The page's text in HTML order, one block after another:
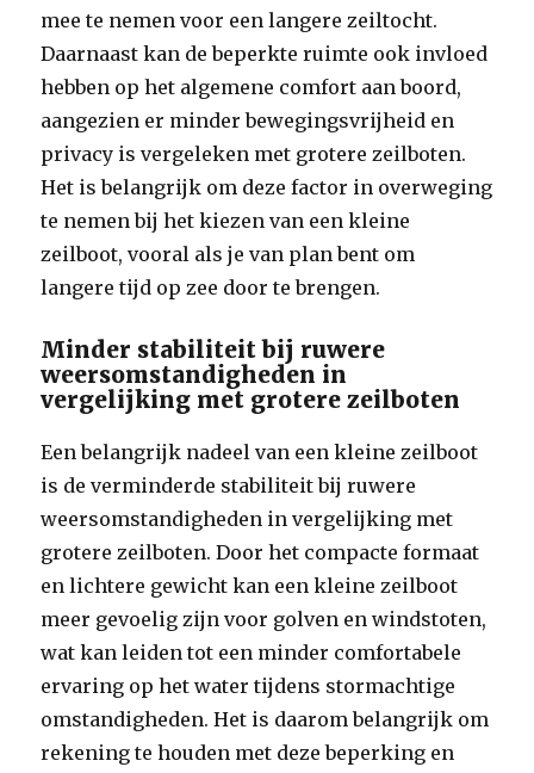
mee te nemen voor een langere zeiltocht.
Daarnaast kan de beperkte ruimte ook invloed
hebben op het algemene comfort aan boord,
aangezien er minder bewegingsvrijheid en
privacy is vergeleken met grotere zeilboten.
Het is belangrijk om deze factor in overweging
te nemen bij het kiezen van een kleine
zeilboot, vooral als je van plan bent om
langere tijd op zee door te brengen.
Minder stabiliteit bij ruwere
weersomstandigheden in
vergelijking met grotere zeilboten
Een belangrijk nadeel van een kleine zeilboot
is de verminderde stabiliteit bij ruwere
weersomstandigheden in vergelijking met
grotere zeilboten. Door het compacte formaat
en lichtere gewicht kan een kleine zeilboot
meer gevoelig zijn voor golven en windstoten,
wat kan leiden tot een minder comfortabele
ervaring op het water tijdens stormachtige
omstandigheden. Het is daarom belangrijk om
rekening te houden met deze beperking en